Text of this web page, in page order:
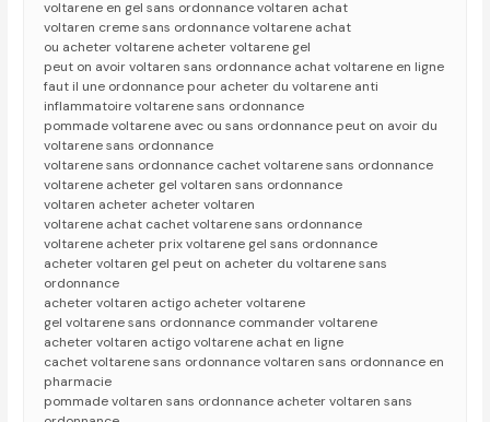
voltarene en gel sans ordonnance voltaren achat
voltaren creme sans ordonnance voltarene achat
ou acheter voltarene acheter voltarene gel
peut on avoir voltaren sans ordonnance achat voltarene en ligne
faut il une ordonnance pour acheter du voltarene anti
inflammatoire voltarene sans ordonnance
pommade voltarene avec ou sans ordonnance peut on avoir du
voltarene sans ordonnance
voltarene sans ordonnance cachet voltarene sans ordonnance
voltarene acheter gel voltaren sans ordonnance
voltaren acheter acheter voltaren
voltarene achat cachet voltarene sans ordonnance
voltarene acheter prix voltarene gel sans ordonnance
acheter voltaren gel peut on acheter du voltarene sans
ordonnance
acheter voltaren actigo acheter voltarene
gel voltarene sans ordonnance commander voltarene
acheter voltaren actigo voltarene achat en ligne
cachet voltarene sans ordonnance voltaren sans ordonnance en
pharmacie
pommade voltaren sans ordonnance acheter voltaren sans